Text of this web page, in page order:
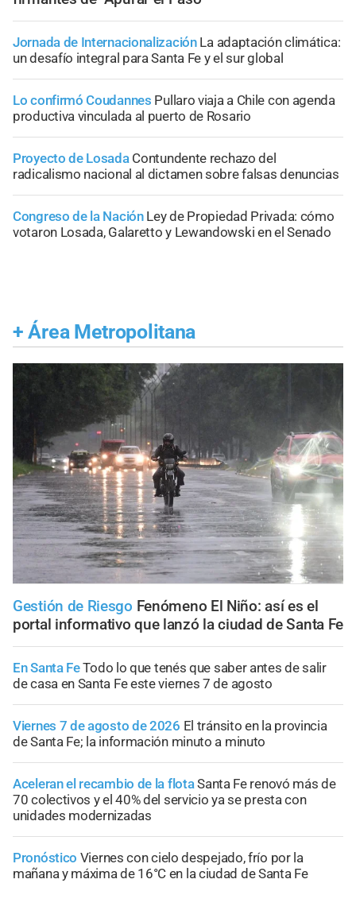
Jornada de Internacionalización La adaptación climática:
un desafío integral para Santa Fe y el sur global
Lo confirmó Coudannes Pullaro viaja a Chile con agenda
productiva vinculada al puerto de Rosario
Proyecto de Losada Contundente rechazo del
radicalismo nacional al dictamen sobre falsas denuncias
Congreso de la Nación Ley de Propiedad Privada: cómo
votaron Losada, Galaretto y Lewandowski en el Senado
+ Área Metropolitana
Gestión de Riesgo Fenómeno El Niño: así es el
portal informativo que lanzó la ciudad de Santa Fe
En Santa FeTodo lo que tenés que saber antes de salir
de casa en Santa Fe este viernes 7 de agosto
Viernes 7 de agosto de 2026 El tránsito en la provincia
de Santa Fe; la información minuto a minuto
Aceleran el recambio de la flotaSanta Fe renovó más de
70 colectivos y el 40% del servicio ya se presta con
unidades modernizadas
Pronóstico Viernes con cielo despejado, frío por la
mañana y máxima de 16°C en la ciudad de Santa Fe